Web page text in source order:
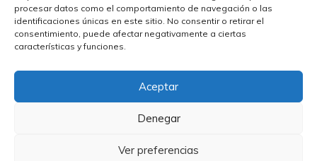
procesar datos como el comportamiento de navegación o las
identificaciones únicas en este sitio. No consentir o retirar el
consentimiento, puede afectar negativamente a ciertas
características y funciones.
Aceptar
Denegar
Ver preferencias
Aviso Legal